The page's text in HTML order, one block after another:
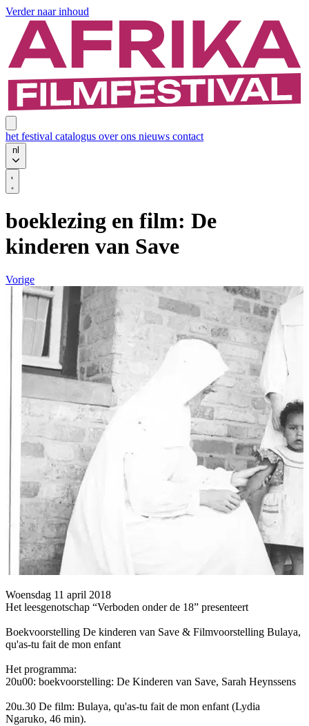
Verder naar inhoud
het festival catalogus over ons nieuws contact
nl
boeklezing en film: De
kinderen van Save
Vorige
Woensdag 11 april 2018
Het leesgenotschap “Verboden onder de 18” presenteert
Boekvoorstelling De kinderen van Save & Filmvoorstelling Bulaya,
qu'as-tu fait de mon enfant
Het programma:
20u00: boekvoorstelling: De Kinderen van Save, Sarah Heynssens
20u.30 De film: Bulaya, qu'as-tu fait de mon enfant (Lydia
Ngaruko, 46 min).